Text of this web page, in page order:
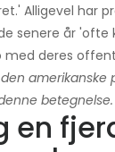
Alligevel har
senere år
deres
betegnelse.
en